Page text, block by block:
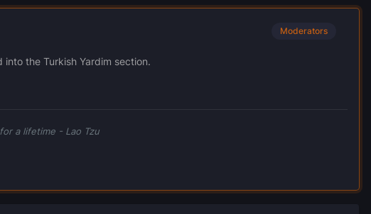
Moderators
the Turkish Yardim section.
a lifetime - Lao Tzu